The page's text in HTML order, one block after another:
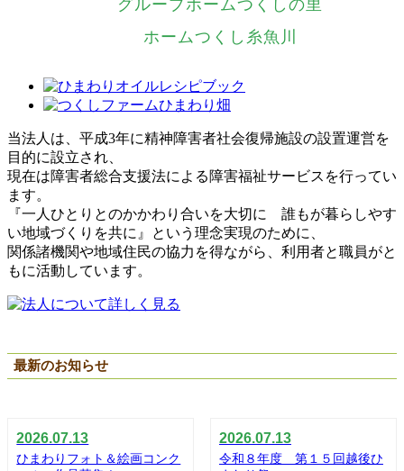
グループホームつくしの里
ホームつくし糸魚川
当法人は、平成3年に精神障害者社会復帰施設の設置運営を
目的に設立され、
現在は障害者総合支援法による障害福祉サービスを行ってい
ます。
『一人ひとりとのかかわり合いを大切に 誰もが暮らしやす
い地域づくりを共に』という理念実現のために、
関係諸機関や地域住民の協力を得ながら、利用者と職員がと
もに活動しています。
最新のお知らせ
2026.07.13
ひまわりフォト＆絵画コンク
2026.07.13
令和８年度 第１５回越後ひ